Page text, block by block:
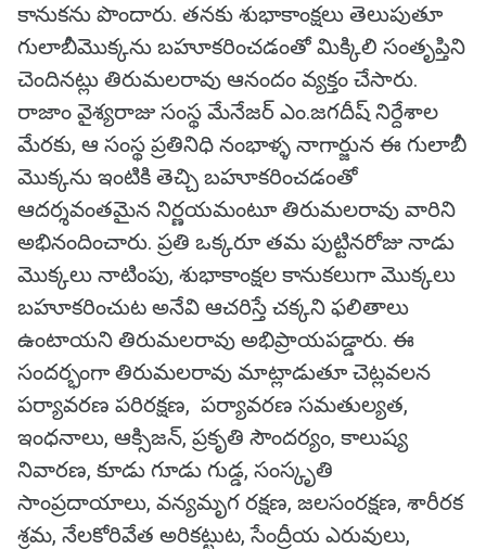
కానుకను పొందారు. తనకు శుభాకాంక్షలు తెలుపుతూ
గులాబీమొక్కను బహూకరించడంతో మిక్కిలి సంతృప్తిని
చెందినట్లు తిరుమలరావు ఆనందం వ్యక్తం చేసారు.
రాజాం వైశ్యరాజు సంస్థ మేనేజర్ ఎం.జగదీష్ నిర్దేశాల
మేరకు, ఆ సంస్థ ప్రతినిధి నంభాళ్ళ నాగార్జున ఈ గులాబీ
మొక్కను ఇంటికి తెచ్చి బహూకరించడంతో
ఆదర్శవంతమైన నిర్ణయమంటూ తిరుమలరావు వారిని
అభినందించారు. ప్రతి ఒక్కరూ తమ పుట్టినరోజు నాడు
మొక్కలు నాటింపు, శుభాకాంక్షల కానుకలుగా మొక్కలు
బహూకరించుట అనేవి ఆచరిస్తే చక్కని ఫలితాలు
ఉంటాయని తిరుమలరావు అభిప్రాయపడ్డారు. ఈ
సందర్భంగా తిరుమలరావు మాట్లాడుతూ చెట్లవలన
పర్యావరణ పరిరక్షణ, పర్యావరణ సమతుల్యత,
ఇంధనాలు, ఆక్సిజన్, ప్రకృతి సౌందర్యం, కాలుష్య
నివారణ, కూడు గూడు గుడ్డ, సంస్కృతి
సాంప్రదాయాలు, వన్యమృగ రక్షణ, జలసంరక్షణ, శారీరక
శ్రమ, నేలకోరివేత అరికట్టుట, సేంద్రీయ ఎరువులు,